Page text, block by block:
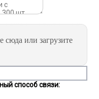
сюда или загрузите
способ связи: